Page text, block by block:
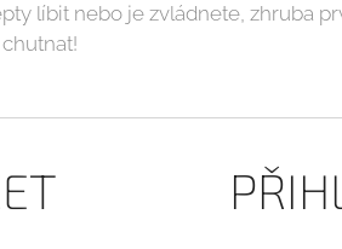
líbit nebo je zvládnete, zhruba